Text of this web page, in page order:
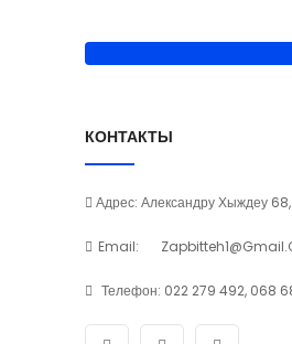
КОНТАКТЫ
Адрес: Александру Хыждеу
Email:
Телефон: 022 279 492, 068